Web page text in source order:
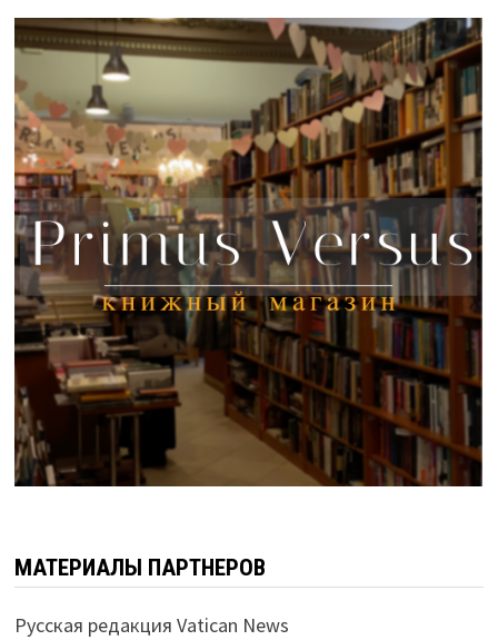
МАТЕРИАЛЫ ПАРТНЕРОВ
Русская редакция Vatican News